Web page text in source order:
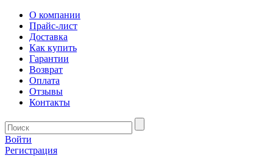
О компании
Прайс-лист
Доставка
Как купить
Гарантии
Возврат
Оплата
Отзывы
Контакты
Войти
Регистрация